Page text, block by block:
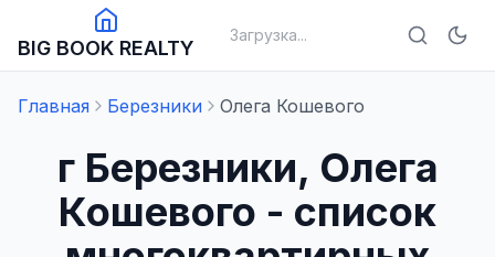
BIG BOOK REALTY
Загрузка...
Главная Березники Олега Кошевого
г Березники, Олега
Кошевого - список